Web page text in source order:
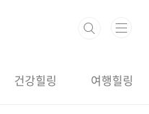
건강힐링 여행힐링